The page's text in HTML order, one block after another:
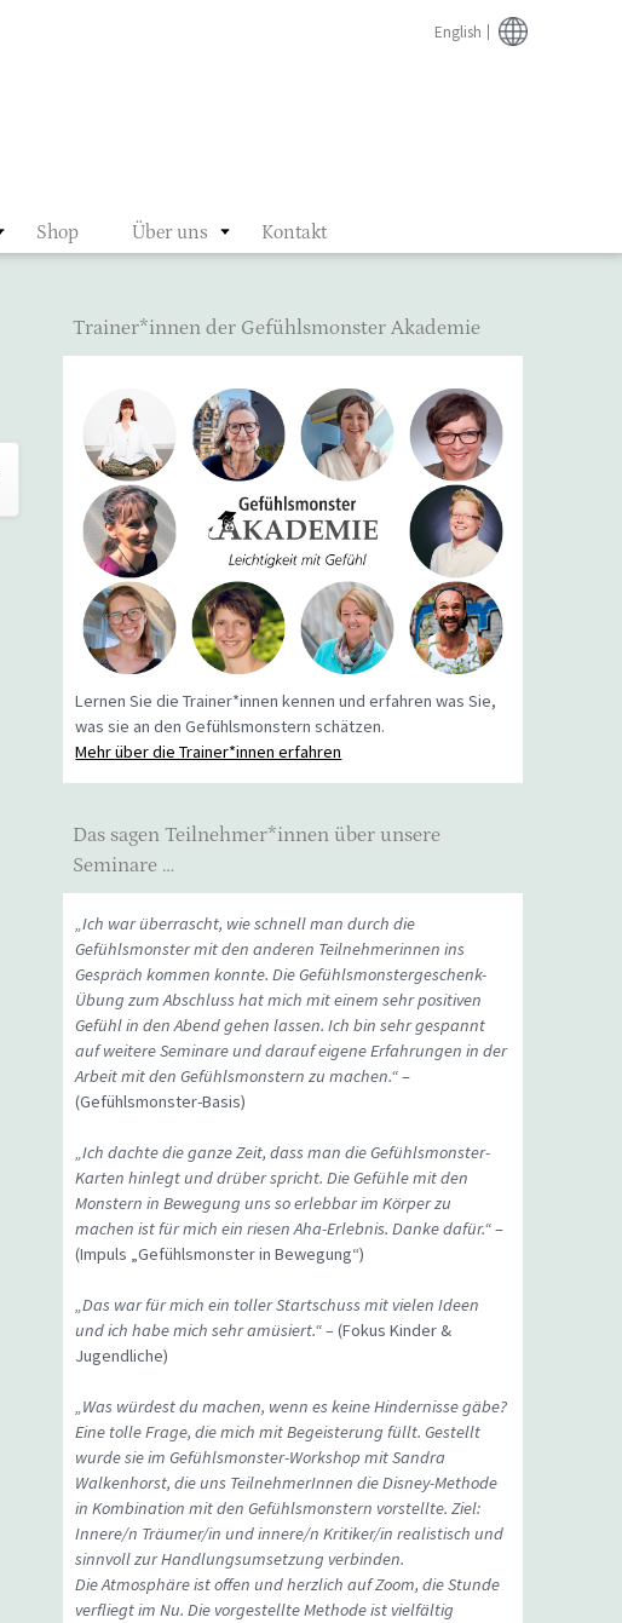
Shop Über uns Kontakt
English
Trainer*innen der Gefühlsmonster Akademie
Lernen Sie die Trainer*innen kennen und erfahren was Sie,
was sie an den Gefühlsmonstern schätzen.
Mehr über die Trainer*innen erfahren
Das sagen Teilnehmer*innen über unsere
Seminare …
„Ich war überrascht, wie schnell man durch die
Gefühlsmonster mit den anderen Teilnehmerinnen ins
Gespräch kommen konnte. Die Gefühlsmonstergeschenk-
Übung zum Abschluss hat mich mit einem sehr positiven
Gefühl in den Abend gehen lassen. Ich bin sehr gespannt
auf weitere Seminare und darauf eigene Erfahrungen in der
Arbeit mit den Gefühlsmonstern zu machen.“–
(Gefühlsmonster-Basis)
„Ich dachte die ganze Zeit, dass man die Gefühlsmonster-
Karten hinlegt und drüber spricht. Die Gefühle mit den
Monstern in Bewegung uns so erlebbar im Körper zu
machen ist für mich ein riesen Aha-Erlebnis. Danke dafür.“–
(Impuls „Gefühlsmonster in Bewegung“)
„Das war für mich ein toller Startschuss mit vielen Ideen
und ich habe mich sehr amüsiert.“ –(Fokus Kinder &
Jugendliche)
„Was würdest du machen, wenn es keine Hindernisse gäbe?
Eine tolle Frage, die mich mit Begeisterung füllt. Gestellt
wurde sie im Gefühlsmonster-Workshop mit Sandra
Walkenhorst, die uns TeilnehmerInnen die Disney-Methode
in Kombination mit den Gefühlsmonstern vorstellte. Ziel:
Innere/n Träumer/in und innere/n Kritiker/in realistisch und
sinnvoll zur Handlungsumsetzung verbinden.
Die Atmosphäre ist offen und herzlich auf Zoom, die Stunde
verfliegt im Nu. Die vorgestellte Methode ist vielfältig